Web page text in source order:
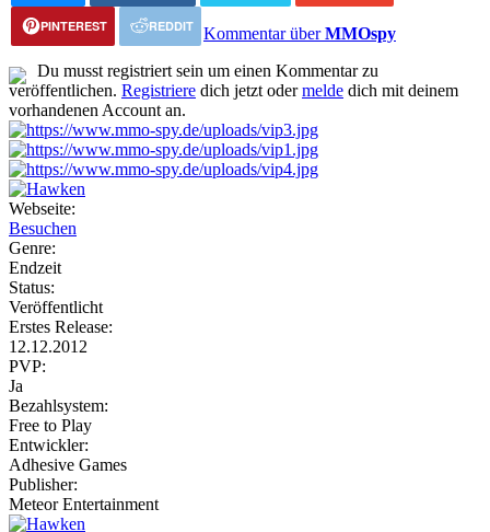
PINTEREST REDDIT Kommentar überMMOspy
Du musst registriert sein um einen Kommentar zu
veröffentlichen. Registriere dich jetzt odermelde dich mit deinem
vorhandenen Account an.
Webseite:
Besuchen
Genre:
Endzeit
Status:
Veröffentlicht
Erstes Release:
12.12.2012
PVP:
Ja
Bezahlsystem:
Free to Play
Entwickler:
Adhesive Games
Publisher:
Meteor Entertainment